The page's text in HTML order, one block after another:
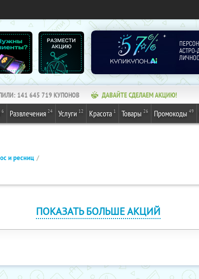
141 645 719 КУПОНОВ ДАВАЙТЕ СДЕЛАЕМ АКЦИЮ!
6 Развлечения 24 Услуги 12 Красота 1 Товары 26 Промокоды 49
и ресниц
ПОКАЗАТЬ БОЛЬШЕ АКЦИЙ